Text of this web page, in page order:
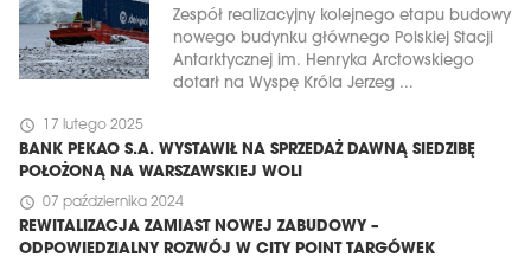
Zespół realizacyjny kolejnego etapu budowy
nowego budynku głównego Polskiej Stacji
Antarktycznej im. Henryka Arctowskiego
dotarł na Wyspę Króla Jerzeg ...
schedule 17 lutego 2025
BANK PEKAO S.A. WYSTAWIŁ NA SPRZEDAŻ DAWNĄ SIEDZIBĘ
POŁOŻONĄ NA WARSZAWSKIEJ WOLI
schedule 07 października 2024
REWITALIZACJA ZAMIAST NOWEJ ZABUDOWY –
ODPOWIEDZIALNY ROZWÓJ W CITY POINT TARGÓWEK